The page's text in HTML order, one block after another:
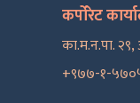
कर्पोरेट
का.म.न.पा.
+९७७-१-